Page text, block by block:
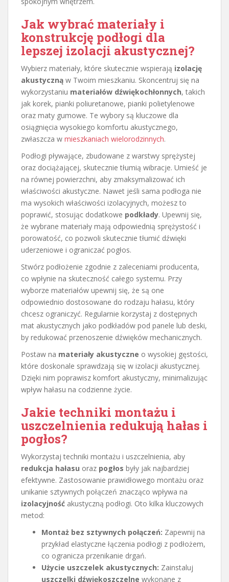
Jak wybrać materiały i
konstrukcję podłogi dla
lepszej izolacji akustycznej?
Wybierz materiały, które skutecznie wspierają izolację
akustyczną w Twoim mieszkaniu. Skoncentruj się na
wykorzystaniu materiałów dźwiękochłonnych, takich
jak korek, pianki poliuretanowe, pianki polietylenowe
oraz maty gumowe. Te wybory są kluczowe dla
osiągnięcia wysokiego komfortu akustycznego,
zwłaszcza w mieszkaniach wielorodzinnych.
Podłogi pływające, zbudowane z warstwy sprężystej
oraz dociążającej, skutecznie tłumią wibracje. Umieść je
na równej powierzchni, aby zmaksymalizować ich
właściwości akustyczne. Nawet jeśli sama podłoga nie
ma wysokich właściwości izolacyjnych, możesz to
poprawić, stosując dodatkowe podkłady. Upewnij się,
że wybrane materiały mają odpowiednią sprężystość i
porowatość, co pozwoli skutecznie tłumić dźwięki
uderzeniowe i ograniczać pogłos.
Stwórz podłożenie zgodnie z zaleceniami producenta,
co wpłynie na skuteczność całego systemu. Przy
wyborze materiałów upewnij się, że są one
odpowiednio dostosowane do rodzaju hałasu, który
chcesz ograniczyć. Regularnie korzystaj z dostępnych
mat akustycznych jako podkładów pod panele lub deski,
by redukować przenoszenie dźwięków mechanicznych.
Postaw na materiały akustyczne o wysokiej gęstości,
które doskonale sprawdzają się w izolacji akustycznej.
Dzięki nim poprawisz komfort akustyczny, minimalizując
wpływ hałasu na codzienne życie.
Jakie techniki montażu i
uszczelnienia redukują hałas i
pogłos?
Wykorzystaj techniki montażu i uszczelnienia, aby
redukcja hałasu oraz pogłos były jak najbardziej
efektywne. Zastosowanie prawidłowego montażu oraz
unikanie sztywnych połączeń znacząco wpływa na
izolacyjność akustyczną podłogi. Oto kilka kluczowych
metod:
Montaż bez sztywnych połączeń: Zapewnij na
przykład elastyczne łączenia podłogi z podłożem,
co ogranicza przenikanie drgań.
Użycie uszczelek akustycznych: Zainstaluj
uszczelki dźwiękoszczelne wykonane z